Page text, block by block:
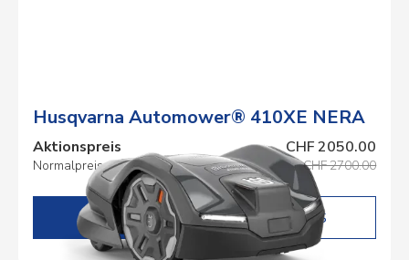
Husqvarna Automower® 410XE NERA
Aktionspreis CHF 2050.00
Normalpreis CHF 2700.00
DETAILS